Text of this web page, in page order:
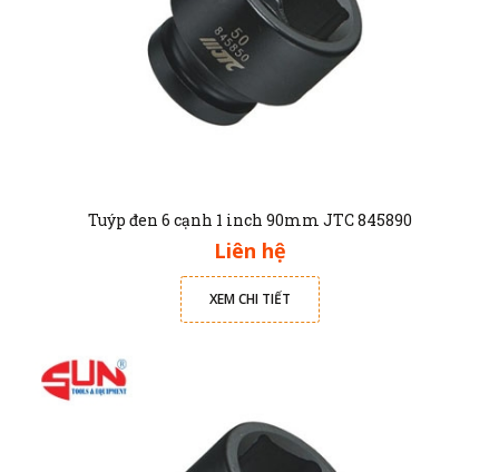
Tuýp đen 6 cạnh 1 inch 90mm JTC 845890
Liên hệ
XEM CHI TIẾT